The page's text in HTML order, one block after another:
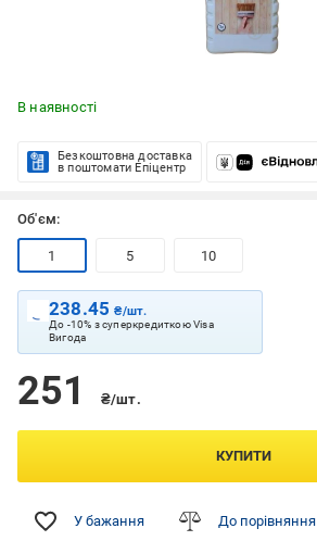
В наявності
Безкоштовна доставка
в поштомати Епіцентр
Об'єм:
1 5 10
238.45₴/шт.
До -10% з суперкредиткою Visa
Вигода
251 ₴/шт.
КУПИТИ
У бажання До порівняння